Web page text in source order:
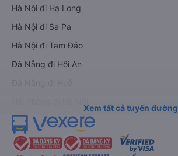
Hà Nội đi Hạ Long
Hà Nội đi Sa Pa
Hà Nội đi Tam Đảo
Đà Nẵng đi Hội An
Xem tất cả tuyến đường